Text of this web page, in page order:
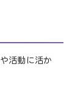
活動に活か